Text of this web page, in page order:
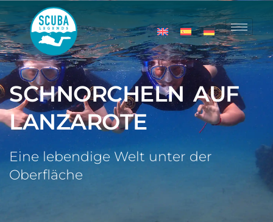
SCHNORCHELN AUF
LANZAROTE
Eine lebendige Welt unter der
Oberfläche